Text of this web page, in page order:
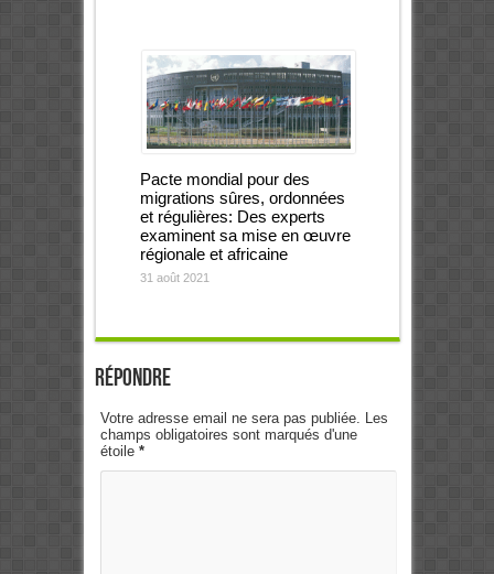
Pacte mondial pour des
migrations sûres, ordonnées
et régulières: Des experts
examinent sa mise en œuvre
régionale et africaine
31 août 2021
Répondre
Votre adresse email ne sera pas publiée. Les
champs obligatoires sont marqués d'une
étoile *